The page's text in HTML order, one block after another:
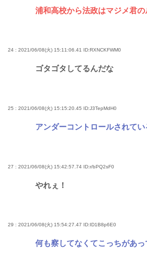
浦和高校から法政はマジメ君の
24 : 2021/06/08(火) 15:11:06.41 ID:RXNCKFWM0
ゴタゴタしてるんだな
25 : 2021/06/08(火) 15:15:20.45 ID:J3TepMdH0
アンダーコントロールされてい
27 : 2021/06/08(火) 15:42:57.74 ID:r/bPQ2sF0
やれぇ！
29 : 2021/06/08(火) 15:54:27.47 ID:ID1B8p6E0
何も察してなくてこっちがあっ